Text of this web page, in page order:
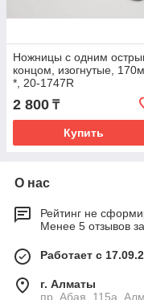
Ножницы с одним
концом, изогнутые,
*, 20-1747R
2 800 ₸
Купить
О нас
Рейтинг не
Менее 5 отзывов
Работает с
г. Алматы
пр. Абая, 115а,